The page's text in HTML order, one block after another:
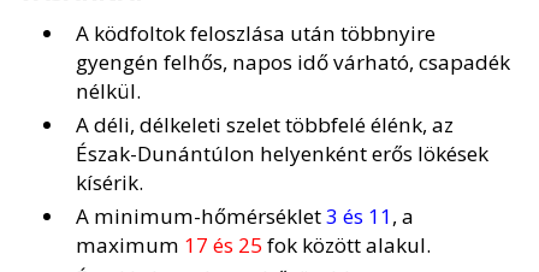
A ködfoltok feloszlása után többnyire
gyengén felhős, napos idő várható, csapadék
nélkül.
A déli, délkeleti szelet többfelé élénk, az
Észak-Dunántúlon helyenként erős lökések
kísérik.
A minimum-hőmérséklet3 és 11, a
maximum 17 és 25 fok között alakul.